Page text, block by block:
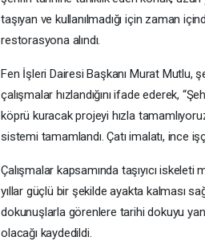
taşıyan ve kullanılmadığı için zaman
restorasyona alındı.
Fen İşleri Dairesi Başkanı Murat Mutlu,
çalışmalar hızlandığını ifade ederek,
köprü kuracak projeyi hızla
sistemi tamamlandı. Çatı imalatı, ince
Çalışmalar kapsamında taşıyıcı
yıllar güçlü bir şekilde ayakta kalması
dokunuşlarla görenlere tarihi dokuyu
olacağı kaydedildi.